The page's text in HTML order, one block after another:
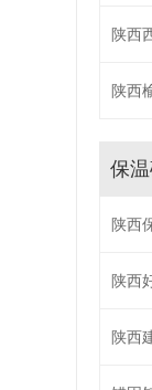
陕西
陕西